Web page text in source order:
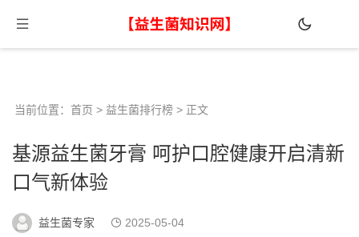
当前位置： 首页 > 益生菌排行榜 > 正文
基源益生菌牙膏 呵护口腔健康开启清新
口气新体验
益生菌专家 2025-05-04